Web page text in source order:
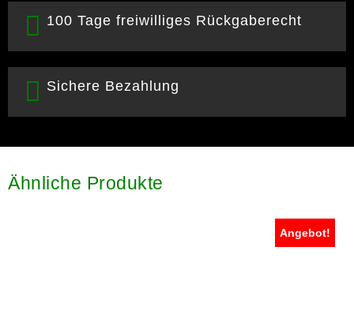
100 Tage freiwilliges Rückgaberecht
Sichere Bezahlung
Ähnliche Produkte
Angebot!